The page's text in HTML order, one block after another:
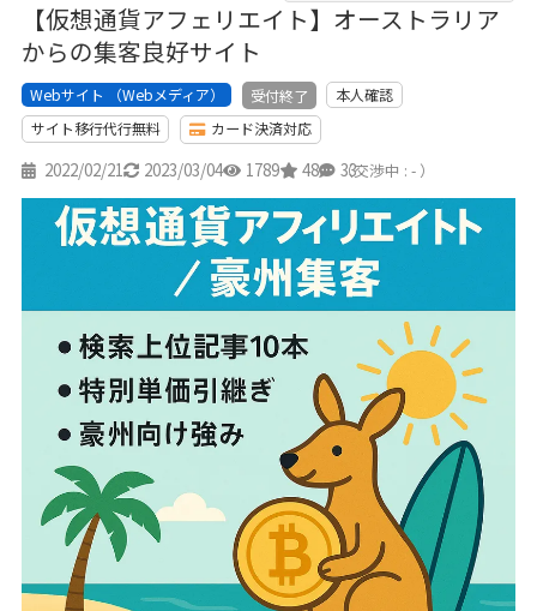
【仮想通貨アフェリエイト】オーストラリア
からの集客良好サイト
Webサイト （Webメディア） 受付終了
本人確認
サイト移行代行無料
カード決済対応
2022/02/21 2023/03/04 1789 48 33
（交渉中 : - ）